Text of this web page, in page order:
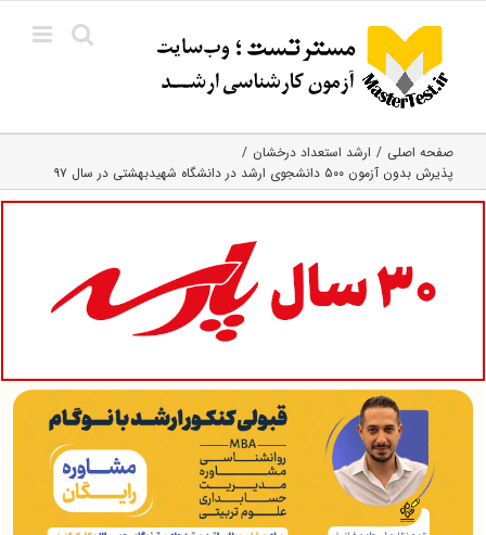
content
صفحه اصلی
ارشد استعداد درخشان
پذیرش بدون آزمون ۵۰۰ دانشجوی ارشد در دانشگاه شهیدبهشتی در سال ۹۷